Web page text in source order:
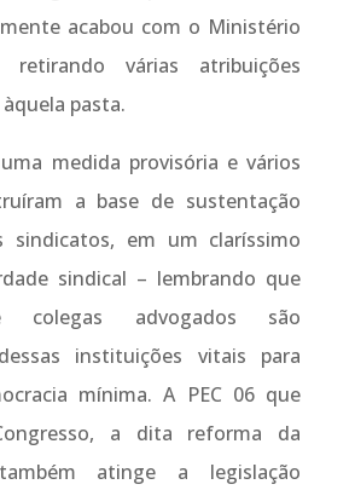
acabou com o Ministério
retirando várias atribuições
pasta.
medida provisória e vários
a base de sustentação
sindicatos, em um claríssimo
sindical – lembrando que
colegas advogados são
instituições vitais para
mínima. A PEC 06 que
a dita reforma da
atinge a legislação